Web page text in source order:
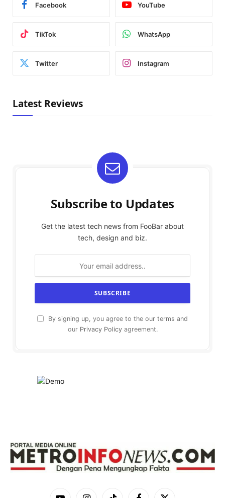
Facebook YouTube
TikTok WhatsApp
Twitter Instagram
Latest Reviews
Subscribe to Updates
Get the latest tech news from FooBar about
tech, design and biz.
By signing up, you agree to the our terms and
our Privacy Policyagreement.